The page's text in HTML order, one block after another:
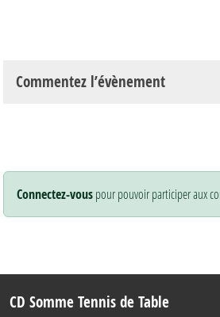
Commentez l’évènement
Connectez-vouspour pouvoir participer aux
CD Somme Tennis de Table